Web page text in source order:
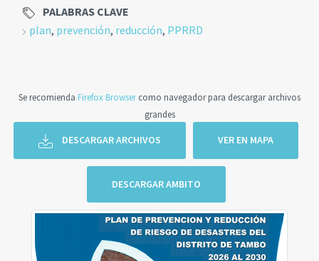
PALABRAS CLAVE
plan, prevención, reducción, PPRRD
Se recomienda Firefox Browsercomo navegador para descargar archivos
grandes
DESCARGAR ARCHIVOS VER EN MAPA
DESCARGAR AMBITO